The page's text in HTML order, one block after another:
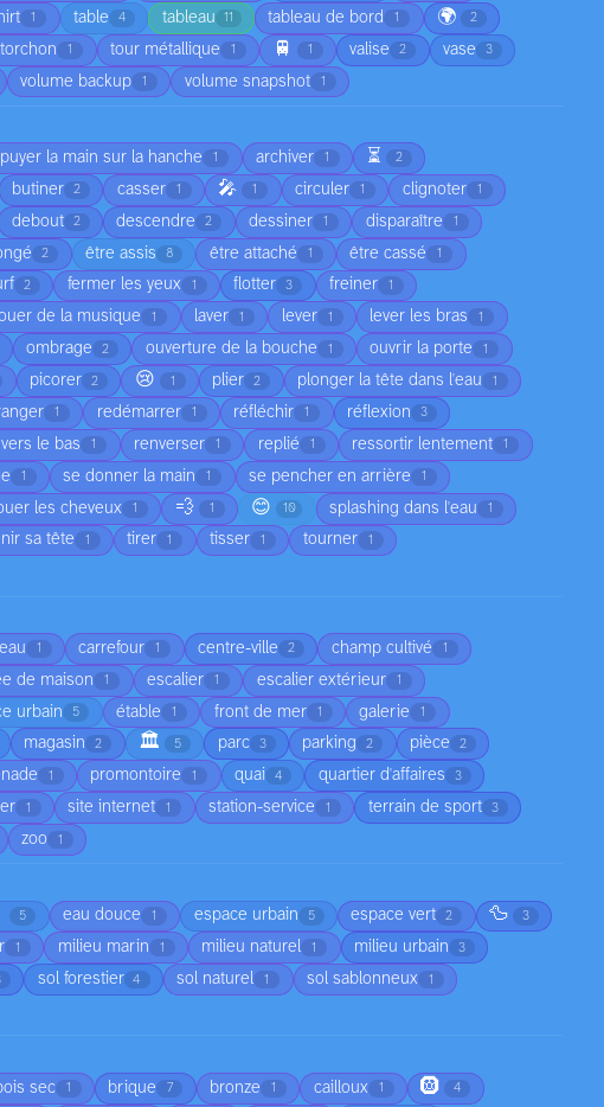
1 table 4 tableau 11 tableau de bord 1 🌍 2
torchon 1 tour métallique 1 🚆 1 valise 2 vase 3
volume backup 1 volume snapshot 1
la main sur la hanche 1 archiver 1 ⏳ 2
butiner 2 casser 1 🎤 1 circuler 1 clignoter 1
debout 2 descendre 2 dessiner 1 disparaître 1
2 être assis 8 être attaché 1 être cassé 1
2 fermer les yeux 1 flotter 3 freiner 1
de la musique 1 laver 1 lever 1 lever les bras 1
ombrage 2 ouverture de la bouche 1 ouvrir la porte 1
picorer 2 😢 1 plier 2 plonger la tête dans l'eau 1
1 redémarrer 1 réfléchir 1 réflexion 3
le bas 1 renverser 1 replié 1 ressortir lentement 1
1 se donner la main 1 se pencher en arrière 1
les cheveux 1 💨 1 😊 10 splashing dans l'eau 1
sa tête 1 tirer 1 tisser 1 tourner 1
1 carrefour 1 centre-ville 2 champ cultivé 1
de maison 1 escalier 1 escalier extérieur 1
urbain 5 étable 1 front de mer 1 galerie 1
magasin 2 🏛️ 5 parc 3 parking 2 pièce 2
1 promontoire 1 quai 4 quartier d'affaires 3
1 site internet 1 station-service 1 terrain de sport 3
zoo 1
5 eau douce 1 espace urbain 5 espace vert 2 🦆 3
1 milieu marin 1 milieu naturel 1 milieu urbain 3
sol forestier 4 sol naturel 1 sol sablonneux 1
sec 1 brique 7 bronze 1 cailloux 1 🛞 4